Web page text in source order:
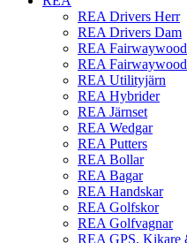
REA Drivers Herr
REA Drivers Dam
REA
REA
REA Utilityjärn
REA Hybrider
REA Järnset
REA Wedgar
REA Putters
REA Bollar
REA Bagar
REA Handskar
REA Golfskor
REA Golfvagnar
REA GPS,